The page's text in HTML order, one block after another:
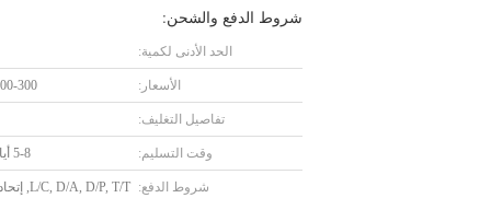
شروط الدفع والشحن:
الحد الأدنى لكمية:
الأسعار: 300
تفاصيل التغليف:
وقت التسليم: 5-8 أيام عمل
شروط الدفع: L/C, D/A, D/P, T/T, إتحاد غربيّ,